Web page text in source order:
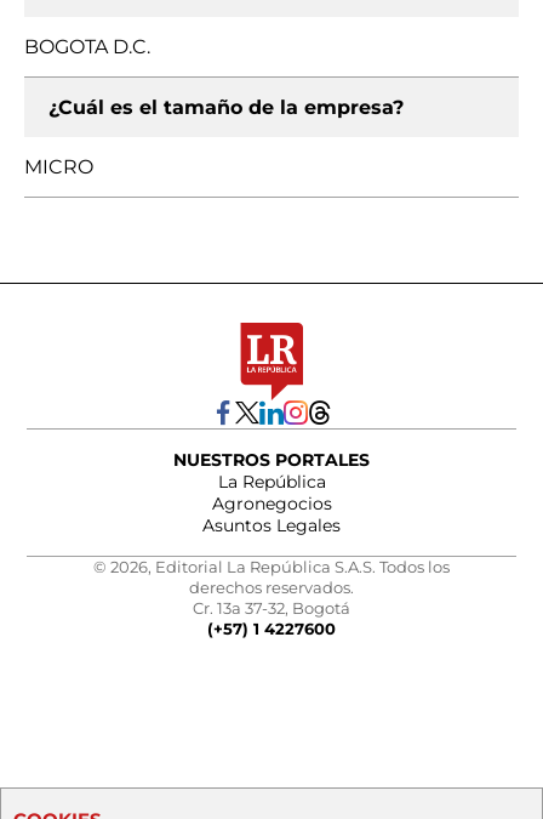
BOGOTA D.C.
¿Cuál es el tamaño de la empresa?
MICRO
NUESTROS PORTALES
La República
Agronegocios
Asuntos Legales
© 2026, Editorial La República S.A.S. Todos los
derechos reservados.
Cr. 13a 37-32, Bogotá
(+57) 1 4227600